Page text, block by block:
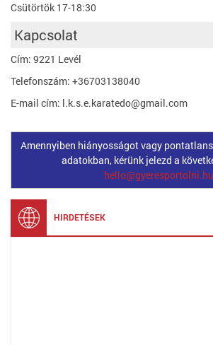
Csütörtök 17-18:30
Kapcsolat
Cím: 9221 Levél
Telefonszám: +36703138040
E-mail cím: l.k.s.e.karatedo@gmail.com
Amennyiben hiányosságot vagy
adatokban, kérünk jelezd a
hello@gyeresportolni.hu
HIRDETÉSEK